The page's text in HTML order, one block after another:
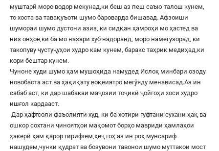
муштарӣ моро водор мекунад,ки беш аз пеш саъю талош кунем,
то хоста ва тавақуъоти шумо бароварда бишавад. Афзоиши
шумораи шумо дустони азиз, ки сидқан ҳамроҳи мо ҳастед ва
низ онҳое,ки ба мо назари хуб надоранд, моро намегузорад, ки
такопуву ҷустуҷуҳои худро кам кунем, баракс таҳрик медиҳад,ки
кори бештар кунем.
Чуноне худи шумо ҳам мушоҳида намудед Ислоҳ минбари озоду
новобаста аст ва ҳақиқату воқеиятро мегӯяду менависад.Аз ин
сабаб аст, ки дар шабакаи маҷозии тоҷикӣ ҷойгоҳи хоси худро
ишғол кардааст.
Дар ҳафтсоли фаъолияти худ, ки ба хотири гуфтани сухани ҳақ ва
ошкор сохтани ҷиноятҳои мақомот борҳо мавриди ҳамлаҳои
ҳакерӣ ҳам қарор гирифтем,ҳеҷ гоҳ аз ин роҳ мунсариф
нашудем,чунки қудрат ва бозувони тавонои шумо муттакои мост